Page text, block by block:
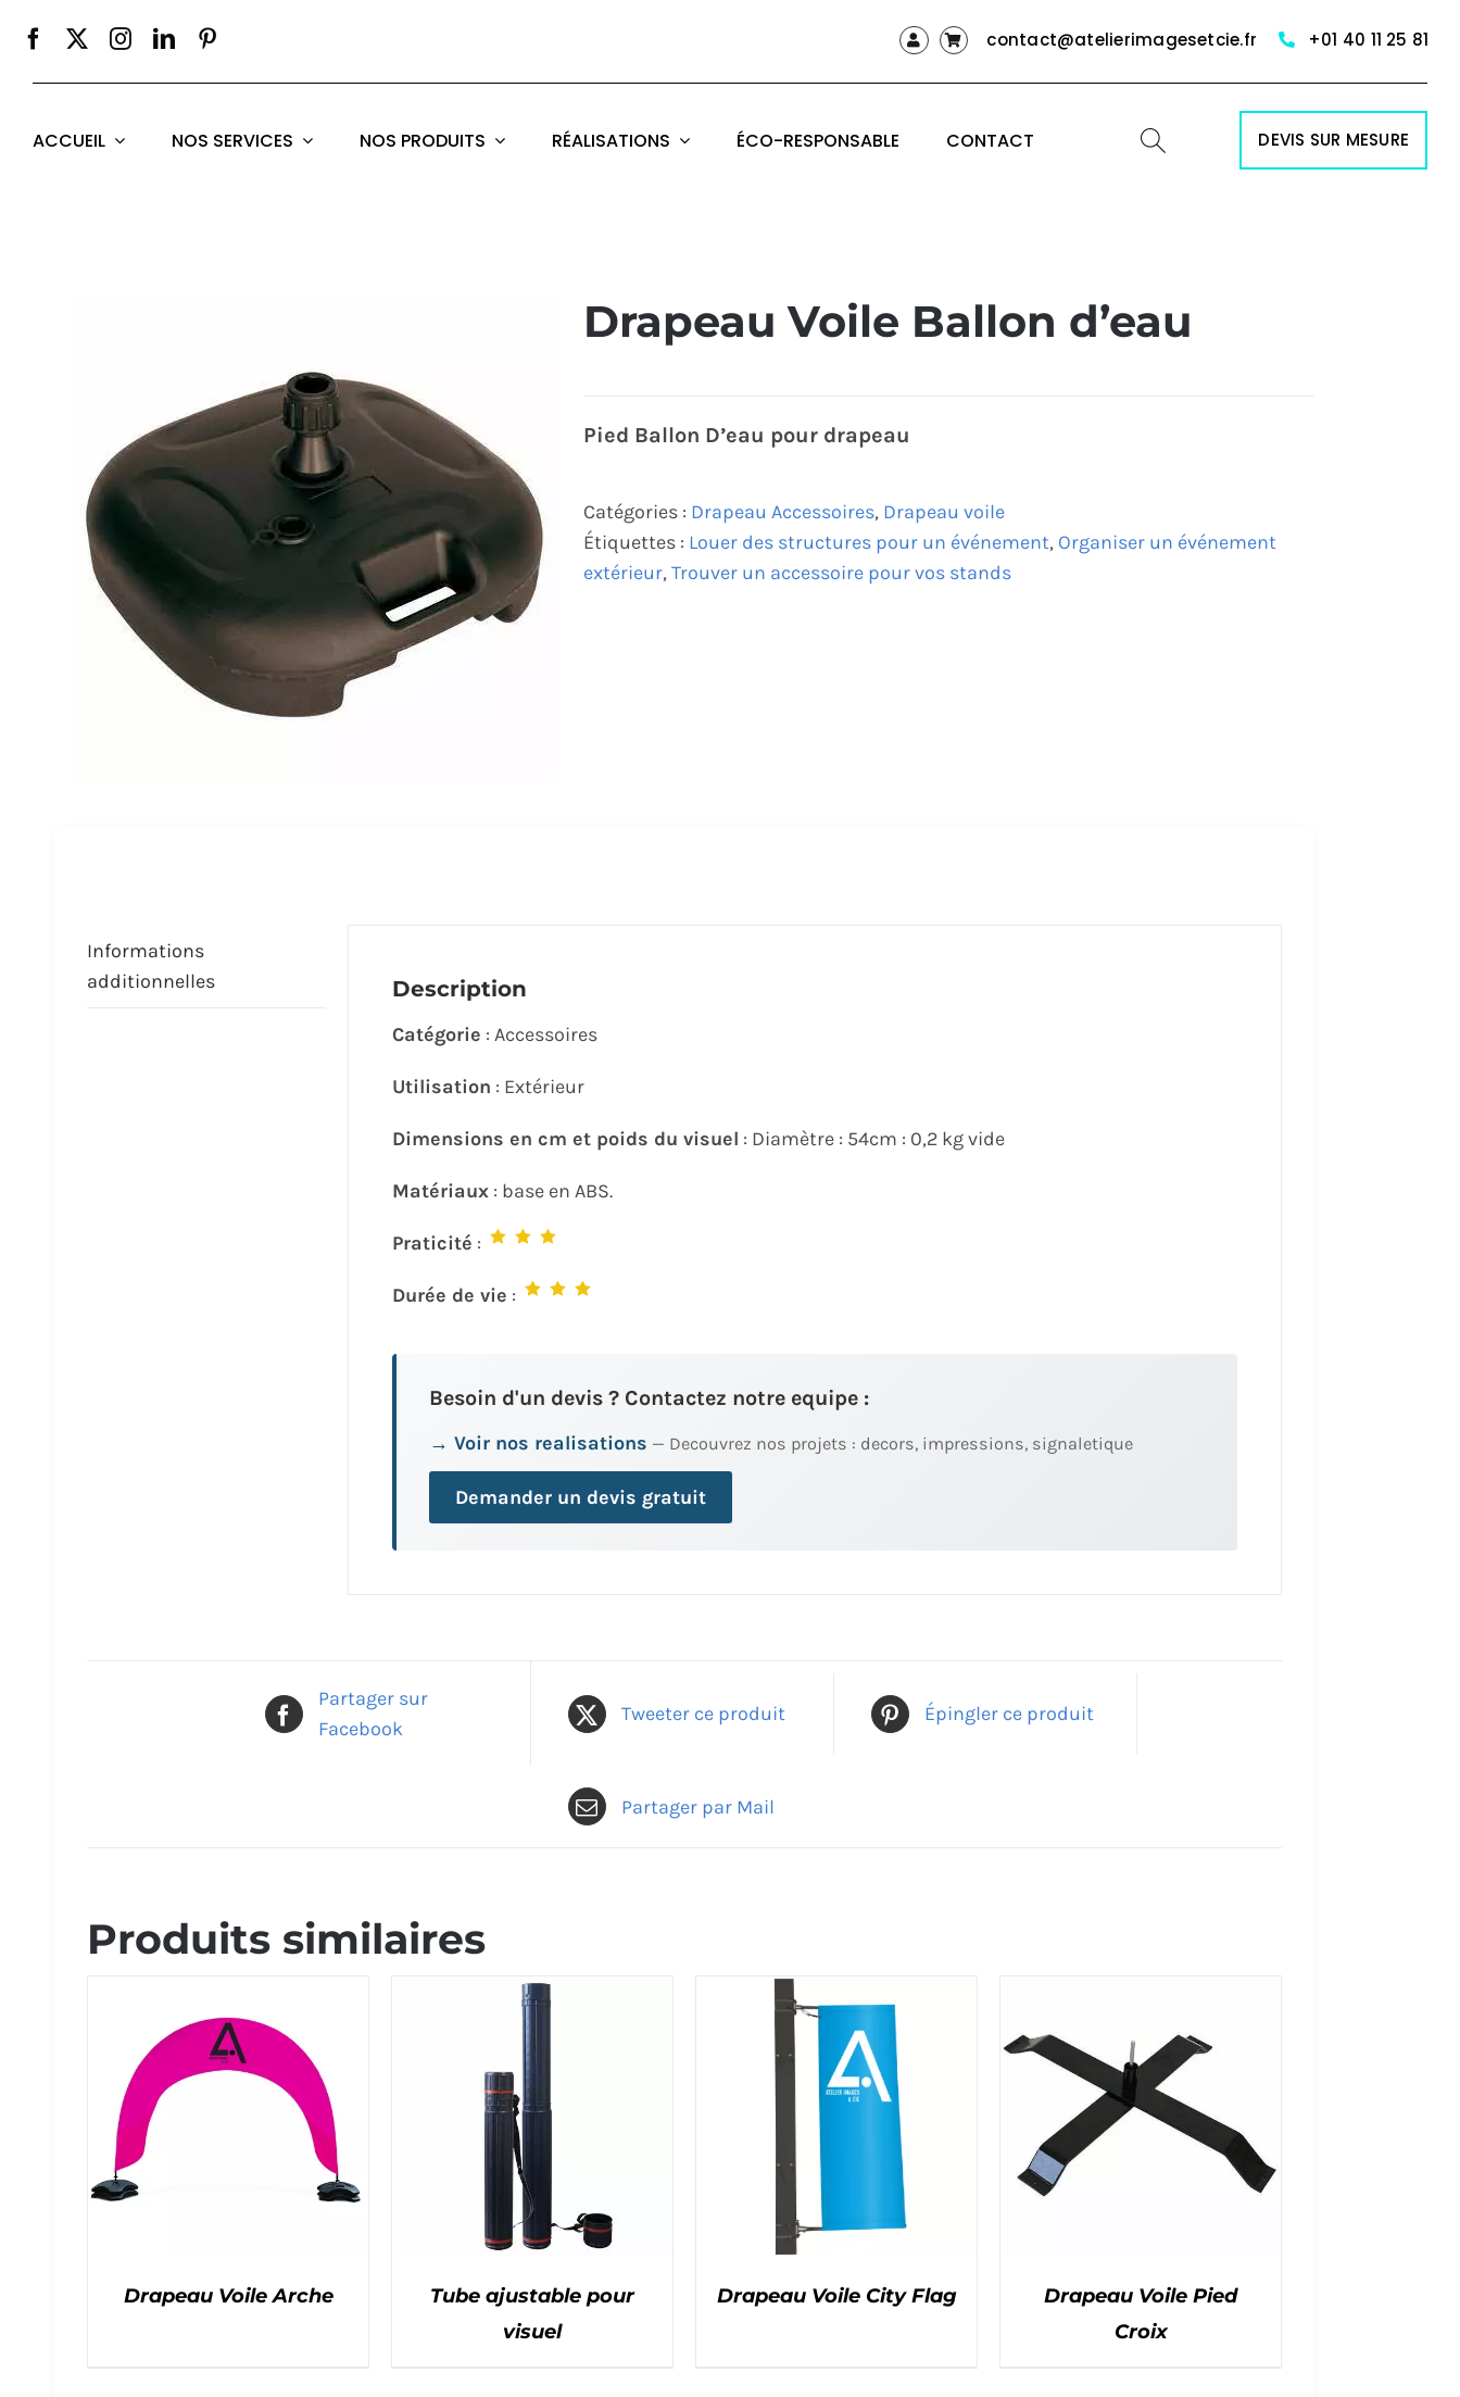
contact@atelierimagesetcie.fr +01 40 11 25 81
ACCUEIL NOS SERVICES NOS PRODUITS RÉALISATIONS ÉCO-RESPONSABLE CONTACT DEVIS SUR MESURE
Drapeau Voile Ballon d’eau
Pied Ballon D’eau pour drapeau
Catégories : Drapeau Accessoires, Drapeau voile
Étiquettes : Louer des structures pour un événement, Organiser un événement
extérieur,Trouver un accessoire pour vos stands
Informations
additionnelles
Description
Catégorie : Accessoires
Utilisation : Extérieur
Dimensions en cm et poids du visuel : Diamètre : 54cm : 0,2 kg vide
Matériaux : base en ABS.
Praticité :
Durée de vie :
Besoin d'un devis ? Contactez notre equipe :
→ Voir nos realisations — Decouvrez nos projets : decors, impressions, signaletique
Demander un devis gratuit
Partager sur
Facebook
Tweeter ce produit Épingler ce produit
Partager par Mail
Produits similaires
Drapeau Voile Arche
Tube ajustable pour
visuel
Drapeau Voile City Flag
Drapeau Voile Pied
Croix